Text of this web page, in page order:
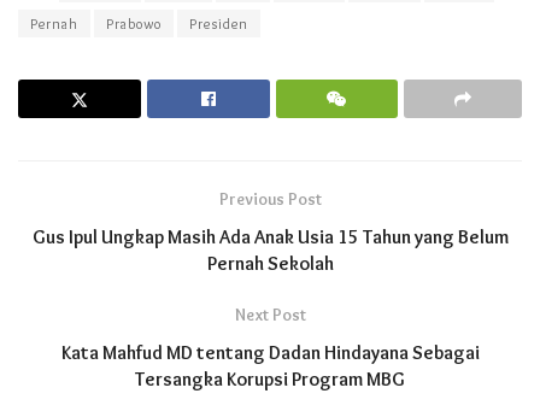
Pernah
Prabowo Presiden
Previous Post
Gus Ipul Ungkap Masih Ada Anak Usia 15 Tahun yang Belum
Pernah Sekolah
Next Post
Kata Mahfud MD tentang Dadan Hindayana Sebagai
Tersangka Korupsi Program MBG